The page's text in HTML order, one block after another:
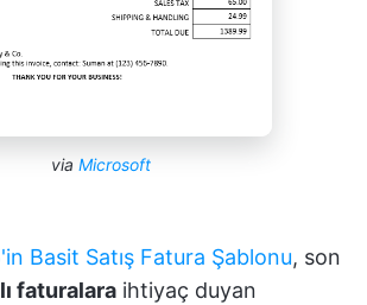
via Microsoft
Basit Satış Fatura Şablonu, son
faturalara ihtiyaç duyan